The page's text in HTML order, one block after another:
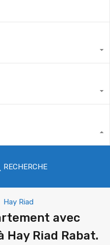
RECHERCHE
Hay Riad
avec
Riad Rabat.